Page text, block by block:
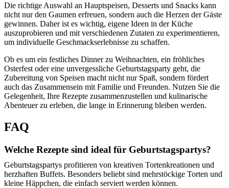
Die richtige Auswahl an Hauptspeisen, Desserts und Snacks kann
nicht nur den Gaumen erfreuen, sondern auch die Herzen der Gäste
gewinnen. Daher ist es wichtig, eigene Ideen in der Küche
auszuprobieren und mit verschiedenen Zutaten zu experimentieren,
um individuelle Geschmackserlebnisse zu schaffen.
Ob es um ein festliches Dinner zu Weihnachten, ein fröhliches
Osterfest oder eine unvergessliche Geburtstagsparty geht, die
Zubereitung von Speisen macht nicht nur Spaß, sondern fördert
auch das Zusammensein mit Familie und Freunden. Nutzen Sie die
Gelegenheit, Ihre Rezepte zusammenzustellen und kulinarische
Abenteuer zu erleben, die lange in Erinnerung bleiben werden.
FAQ
Welche Rezepte sind ideal für Geburtstagspartys?
Geburtstagspartys profitieren von kreativen Tortenkreationen und
herzhaften Buffets. Besonders beliebt sind mehrstöckige Torten und
kleine Häppchen, die einfach serviert werden können.